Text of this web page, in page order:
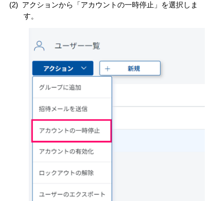
(2) アクションから「アカウントの一時停止」を選択しま
す。